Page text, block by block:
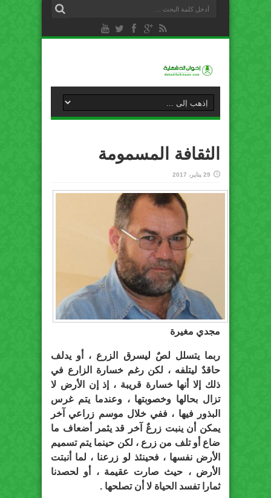
الثقافة المسمومة
29 يناير، 2017
مجدي مغيرة
ربما يتسلل لصٌ ليسرق الزرع ، أو يدلف
حاقدٌ ليتلفه ، لكن رغم خسارة الزارع في
ذلك إلا أنها خسارة قريبة ، إذ إن الأرض لا
تزال بحالها وخصوبتها ، وعندما يتم غرس
البذور فيها ، ففي خلال موسم زراعي آخر
يمكن أن ينبت زرعٌ آخر قد يثمر أضعاف ما
ضاع أو تلف من زرع ، لكن حينما يتم تسميم
الأرض نفسها ، فحينئذ لو زرعنا ، لما أنبتت
الأرض ، حيث صارت عقيمة ، أو لحصدنا
ثمارا تفسد الحياة لا أن تصلحها .